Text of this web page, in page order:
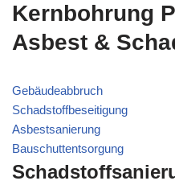
Kernbohrung
Asbest &
Gebäudeabbruch
Schadstoffbeseitigung
Asbestsanierung
Bauschuttentsorgung